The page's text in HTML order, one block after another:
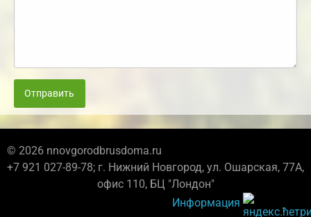
Отправить
© 2026 nnovgorodbrusdoma.ru
+7 921 027-89-78; г. Нижний Новгород, ул. Ошарская, 77А,
офис 110, БЦ "Лондон"
Информация